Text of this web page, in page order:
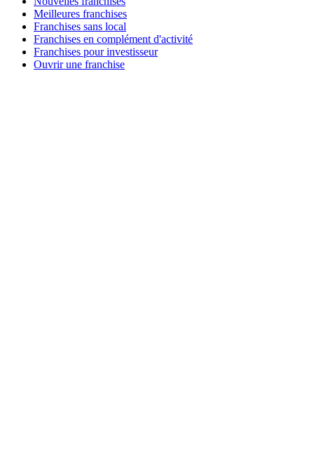
Meilleures franchises
Franchises sans local
Franchises en complément d'activité
Franchises pour investisseur
Ouvrir une franchise